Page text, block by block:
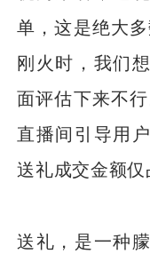
单，这是绝大
刚火时，我们
面评估下来不
直播间引导用
送礼成交金额仅
送礼，是一种